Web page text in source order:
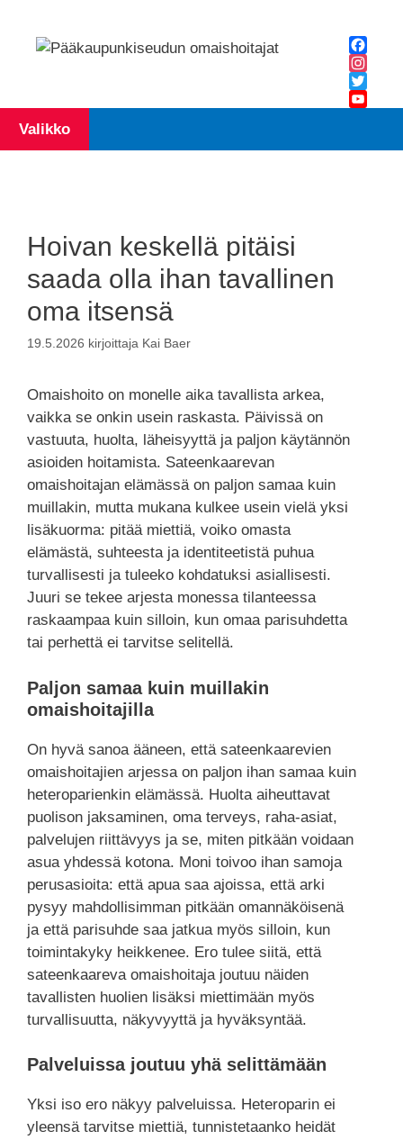
sisältöön
Twitter
Valikko
Hoivan keskellä pitäisi
saada olla ihan tavallinen
oma itsensä
19.5.2026 kirjoittaja Kai Baer
Omaishoito on monelle aika tavallista arkea,
vaikka se onkin usein raskasta. Päivissä on
vastuuta, huolta, läheisyyttä ja paljon käytännön
asioiden hoitamista. Sateenkaarevan
omaishoitajan elämässä on paljon samaa kuin
muillakin, mutta mukana kulkee usein vielä yksi
lisäkuorma: pitää miettiä, voiko omasta
elämästä, suhteesta ja identiteetistä puhua
turvallisesti ja tuleeko kohdatuksi asiallisesti.
Juuri se tekee arjesta monessa tilanteessa
raskaampaa kuin silloin, kun omaa parisuhdetta
tai perhettä ei tarvitse selitellä.
Paljon samaa kuin muillakin
omaishoitajilla
On hyvä sanoa ääneen, että sateenkaarevien
omaishoitajien arjessa on paljon ihan samaa kuin
heteroparienkin elämässä. Huolta aiheuttavat
puolison jaksaminen, oma terveys, raha-asiat,
palvelujen riittävyys ja se, miten pitkään voidaan
asua yhdessä kotona. Moni toivoo ihan samoja
perusasioita: että apua saa ajoissa, että arki
pysyy mahdollisimman pitkään omannäköisenä
ja että parisuhde saa jatkua myös silloin, kun
toimintakyky heikkenee. Ero tulee siitä, että
sateenkaareva omaishoitaja joutuu näiden
tavallisten huolien lisäksi miettimään myös
turvallisuutta, näkyvyyttä ja hyväksyntää.
Palveluissa joutuu yhä selittämään
Yksi iso ero näkyy palveluissa. Heteroparin ei
yleensä tarvitse miettiä, tunnistetaanko heidät